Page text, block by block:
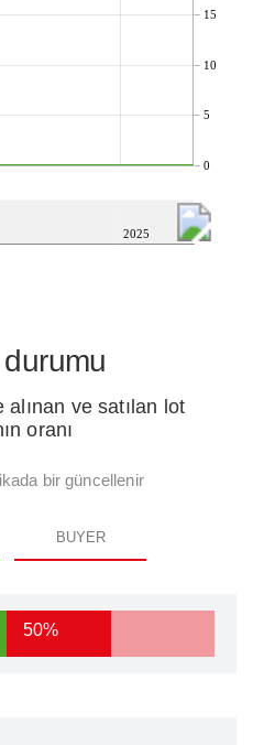
0
5
10
15
2025
ve satılan lot
oranı
bir güncellenir
BUYER
50%